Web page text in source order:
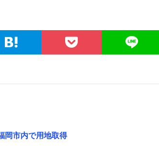
岡市内で用地取得